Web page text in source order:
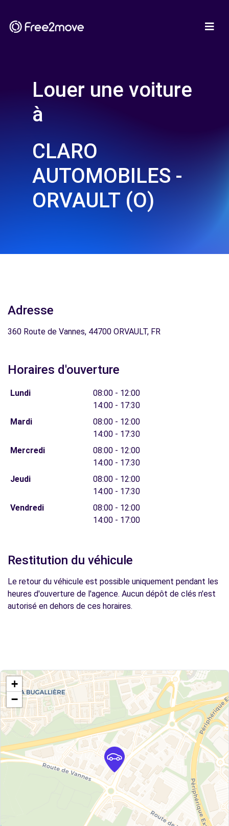
Louer une voiture
à
CLARO
AUTOMOBILES -
ORVAULT (O)
Adresse
360 Route de Vannes, 44700 ORVAULT, FR
Horaires d'ouverture
Lundi
08:00 - 12:00
14:00 - 17:30
Mardi
08:00 - 12:00
14:00 - 17:30
Mercredi
08:00 - 12:00
14:00 - 17:30
Jeudi
08:00 - 12:00
14:00 - 17:30
Vendredi
08:00 - 12:00
14:00 - 17:00
Restitution du véhicule
Le retour du véhicule est possible uniquement pendant les
heures d'ouverture de l'agence. Aucun dépôt de clés n'est
autorisé en dehors de ces horaires.
+
−